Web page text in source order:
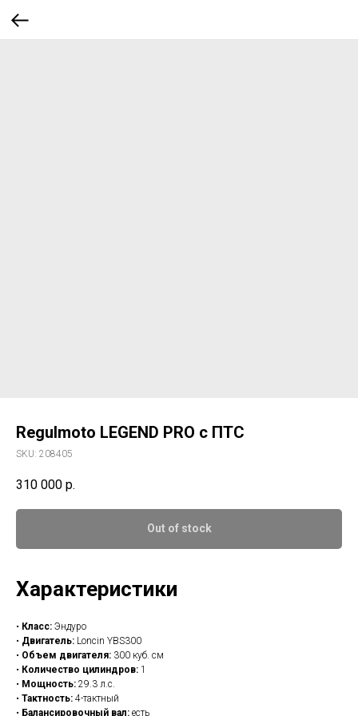
Regulmoto LEGEND PRO с ПТС
SKU: 208405
310 000 р.
Out of stock
Характеристики
• Класс: Эндуро
• Двигатель: Loncin YBS300
• Объем двигателя: 300 куб. см
• Количество цилиндров: 1
• Мощность: 29.3 л.с.
• Тактность: 4-тактный
• Балансировочный вал: есть